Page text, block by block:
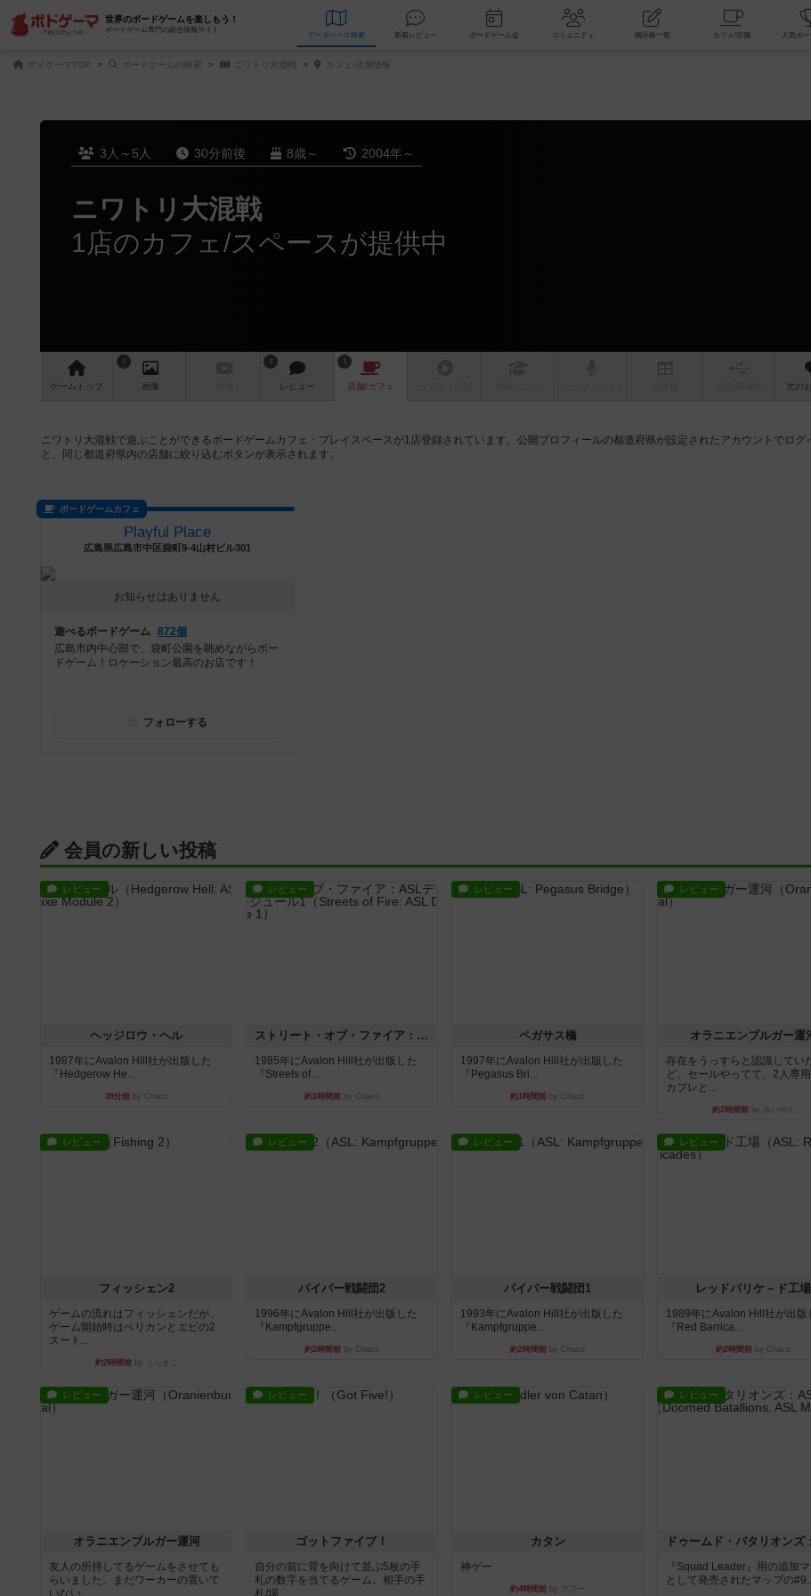
世界のボードゲームを楽しもう！
ボードゲーム専門の総合情報サイト
データベース 検索 新着レビュー ボードゲーム会 コミュニティ 掲示板一覧 カフ
ボドゲーマTOP ボードゲームの検索 ニワトリ大混戦 カフェ/店舗情報
3人～5人 30分前後 8歳～ 2004年～
ニワトリ大混戦
1店のカフェ/スペースが提供中
ゲーム トップ
2
画像
2
レビュー
1
店舗/カフェ 次の
ニワトリ大混戦で遊ぶことができるボードゲームカフェ・プレイスペースが1店登録されています。公開プロフィールの都道府県が設定されたアカウントでログ
と、同じ都道府県内の店舗に絞り込むボタンが表示されます。
ボードゲームカフェ
Playful Place
広島県広島市中区袋町9-4山村ビル301
お知らせはありません
遊べるボードゲーム 872個
広島市内中心部で、袋町公園を眺めながらボー
ドゲーム！ロケーション最高のお店です！
フォローする
会員の新しい投稿
レビュー
ヘッジロウ・ヘル
1987年にAvalon Hill社が出版した
『Hedgerow He...
39分前by Chaco
レビュー
ストリート・オブ・ファイア：ASLデラックスモジュール1
1985年にAvalon Hill社が出版した
『Streets of ...
約1時間前 by Chaco
レビュー
ペガサス橋
1997年にAvalon Hill社が出版した
『Pegasus Bri...
約1時間前 by Chaco
レビュー
オラニエンブルガー運
存在をうっすらと認識してい
ど、セールやってて、2人専
カプレと...
約2時間前by みいやん
レビュー
フィッシェン2
ゲームの流れはフィッシェンだが、
ゲーム開始時はペリカンとエビの2
スート...
約2時間前by うらまこ
レビュー
パイパー戦闘団2
1996年にAvalon Hill社が出版した
『Kampfgruppe...
約2時間前 by Chaco
レビュー
パイパー戦闘団1
1993年にAvalon Hill社が出版した
『Kampfgruppe...
約2時間前 by Chaco
レビュー
レッドバリケ－ド工場
1989年にAvalon Hill社が出版
『Red Barrica...
約2時間前 by Chaco
レビュー
オラニエンブルガー運河
友人の所持してるゲームをさせても
らいました。まだワーカーの置いて
いない...
レビュー
ゴットファイブ！
自分の前に背を向けて並ぶ5枚の手
札の数字を当てるゲーム。相手の手
札/場...
レビュー
カタン
神ゲー
約4時間前 by アプー
レビュー
『Squad Leader』用の追加
として発売されたマップの